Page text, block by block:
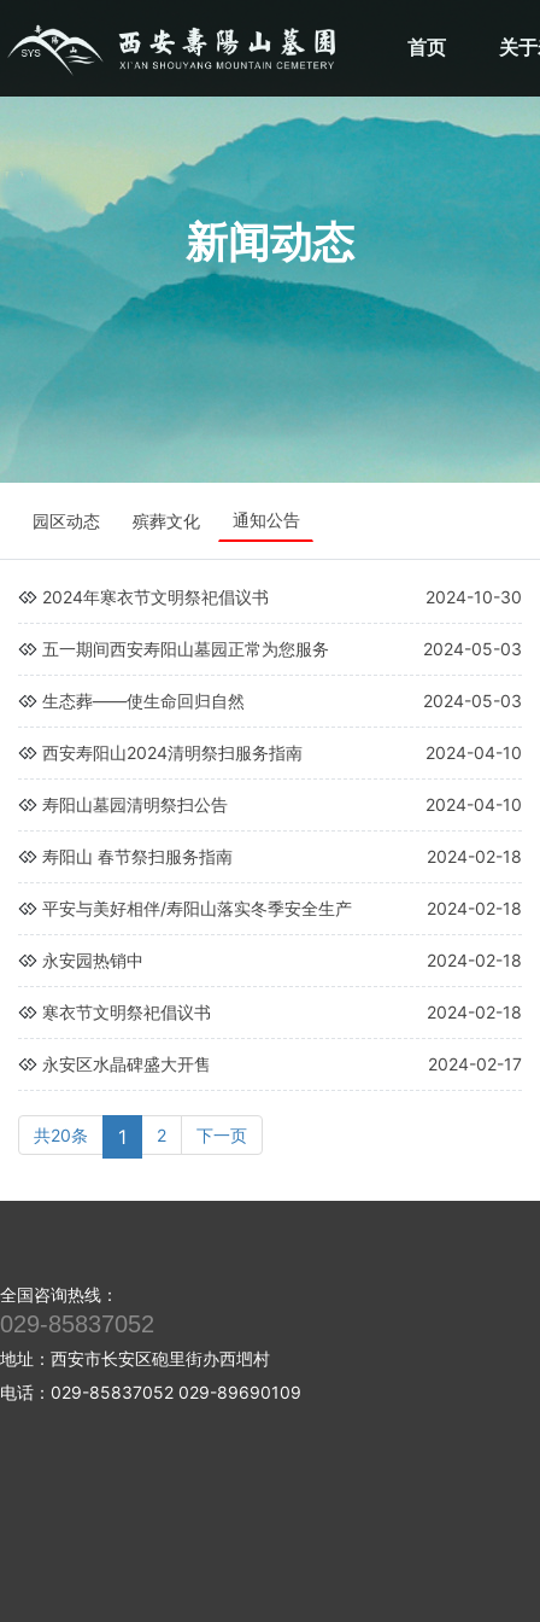
首页 关
新闻动态
园区动态 殡葬文化 通知公告
2024年寒衣节文明祭祀倡议书 2024-10-30
五一期间西安寿阳山墓园正常为您服务 2024-05-03
生态葬——使生命回归自然 2024-05-03
西安寿阳山2024清明祭扫服务指南 2024-04-10
寿阳山墓园清明祭扫公告 2024-04-10
寿阳山 春节祭扫服务指南 2024-02-18
平安与美好相伴/寿阳山落实冬季安全生产 2024-02-18
永安园热销中 2024-02-18
寒衣节文明祭祀倡议书 2024-02-18
永安区水晶碑盛大开售 2024-02-17
共20条 1 2 下一页
全国咨询热线：
029-85837052
地址：西安市长安区砲里街办西垇村
电话：029-85837052 029-89690109